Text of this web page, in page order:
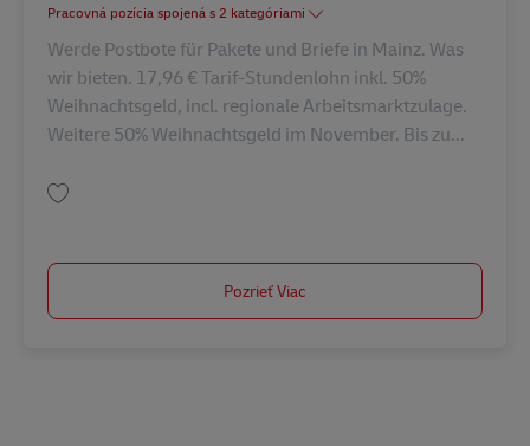
Pracovná pozícia spojená s 2 kategóriami
Werde Postbote für Pakete und Briefe in Mainz. Was
wir bieten. 17,96 € Tarif-Stundenlohn inkl. 50%
Weihnachtsgeld, incl. regionale Arbeitsmarktzulage.
Weitere 50% Weihnachtsgeld im November. Bis zu...
Pozrieť Viac